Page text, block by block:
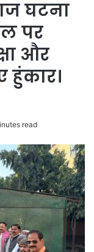
घटना
पर
और
हुंकार।
read